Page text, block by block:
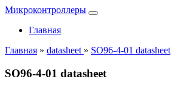
Микроконтроллеры
Главная
Главная » datasheet » SO96-4-01 datasheet
SO96-4-01 datasheet